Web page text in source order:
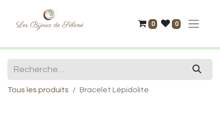
0 0
Tous les produits Bracelet Lépidolite